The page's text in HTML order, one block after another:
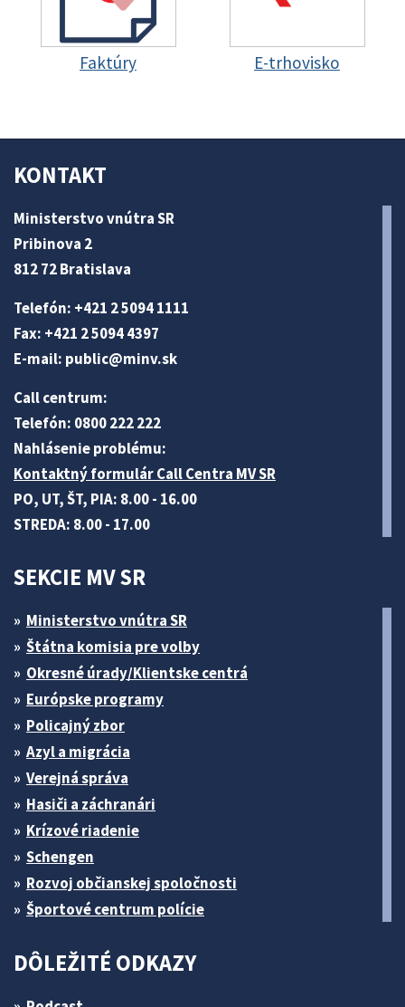
Faktúry E-trhovisko
KONTAKT
Ministerstvo vnútra SR
Pribinova 2
812 72 Bratislava
Telefón: +421 2 5094 1111
Fax: +421 2 5094 4397
E-mail: public@minv.sk
Call centrum:
Telefón: 0800 222 222
Nahlásenie problému:
Kontaktný formulár Call Centra MV SR
PO, UT, ŠT, PIA: 8.00 - 16.00
STREDA: 8.00 - 17.00
SEKCIE MV SR
Ministerstvo vnútra SR
Štátna komisia pre volby
Okresné úrady/Klientske centrá
Európske programy
Policajný zbor
Azyl a migrácia
Verejná správa
Hasiči a záchranári
Krízové riadenie
Schengen
Rozvoj občianskej spoločnosti
Športové centrum polície
DÔLEŽITÉ ODKAZY